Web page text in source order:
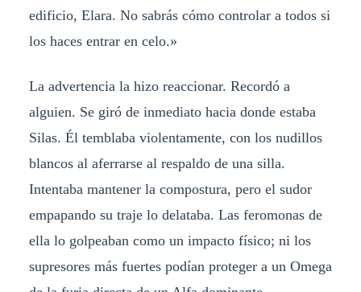
edificio, Elara. No sabrás cómo controlar a todos si
los haces entrar en celo.»
La advertencia la hizo reaccionar. Recordó a
alguien. Se giró de inmediato hacia donde estaba
Silas. Él temblaba violentamente, con los nudillos
blancos al aferrarse al respaldo de una silla.
Intentaba mantener la compostura, pero el sudor
empapando su traje lo delataba. Las feromonas de
ella lo golpeaban como un impacto físico; ni los
supresores más fuertes podían proteger a un Omega